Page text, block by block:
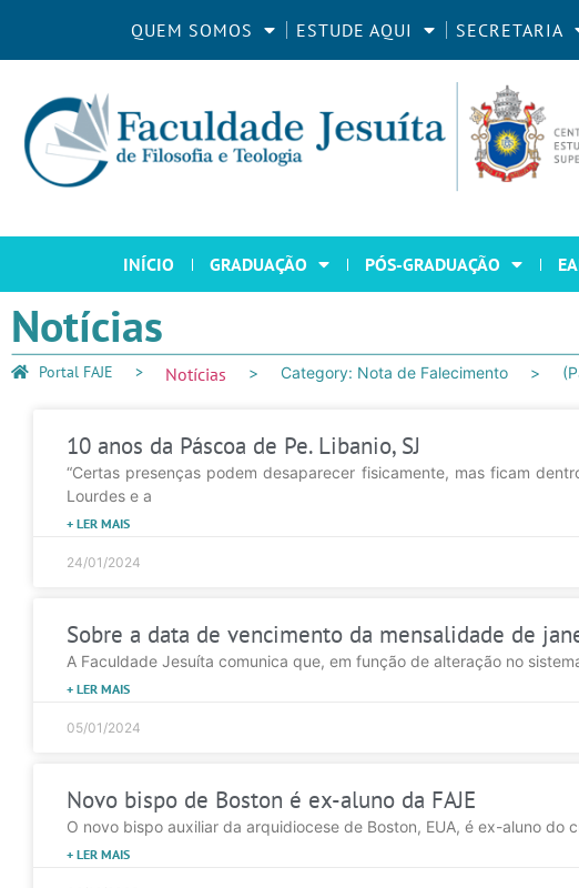
QUEM SOMOS ESTUDE AQUI SECRETARIA
INÍCIO GRADUAÇÃO PÓS-GRADUAÇÃO
Notícias
Portal FAJE Notícias Category: Nota de Falecimento
10 anos da Páscoa de Pe. Libanio, SJ
“Certas presenças podem desaparecer fisicamente, mas ficam
Lourdes e a
+ LER MAIS
24/01/2024
Sobre a data de vencimento da mensalidade de
A Faculdade Jesuíta comunica que, em função de alteração no
+ LER MAIS
05/01/2024
Novo bispo de Boston é ex-aluno da FAJE
O novo bispo auxiliar da arquidiocese de Boston, EUA, é ex-aluno do
+ LER MAIS